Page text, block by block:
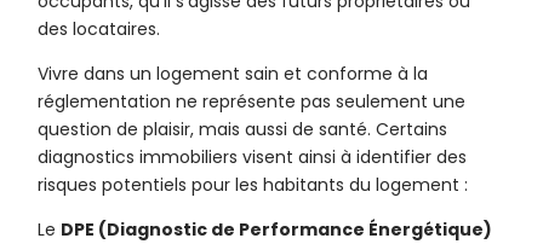
des locataires.
Vivre dans un logement sain et conforme à la
réglementation ne représente pas seulement une
question de plaisir, mais aussi de santé. Certains
diagnostics immobiliers visent ainsi à identifier des
risques potentiels pour les habitants du logement :
Le DPE (Diagnostic de Performance Énergétique)